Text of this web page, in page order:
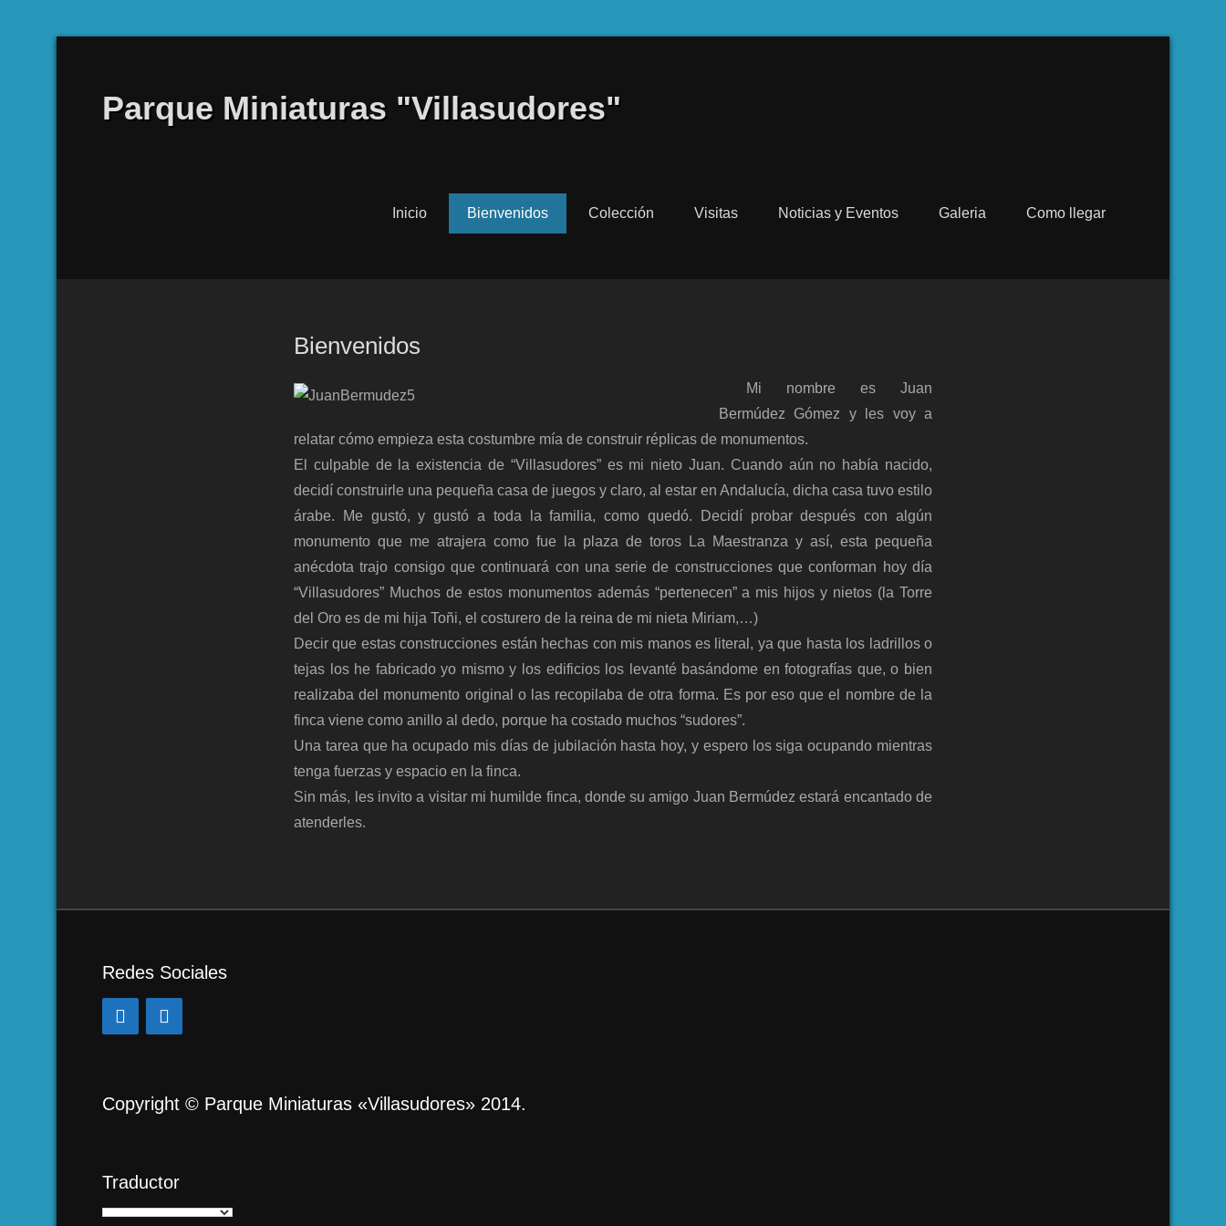
Parque Miniaturas "Villasudores"
Inicio Bienvenidos Colección Visitas Noticias y Eventos Galeria Como llegar
Bienvenidos
Mi nombre es Juan
Bermúdez Gómez y les voy a
relatar cómo empieza esta costumbre mía de construir réplicas de monumentos.
El culpable de la existencia de “Villasudores” es mi nieto Juan. Cuando aún no había nacido,
decidí construirle una pequeña casa de juegos y claro, al estar en Andalucía, dicha casa tuvo estilo
árabe. Me gustó, y gustó a toda la familia, como quedó. Decidí probar después con algún
monumento que me atrajera como fue la plaza de toros La Maestranza y así, esta pequeña
anécdota trajo consigo que continuará con una serie de construcciones que conforman hoy día
“Villasudores” Muchos de estos monumentos además “pertenecen” a mis hijos y nietos (la Torre
del Oro es de mi hija Toñi, el costurero de la reina de mi nieta Miriam,…)
Decir que estas construcciones están hechas con mis manos es literal, ya que hasta los ladrillos o
tejas los he fabricado yo mismo y los edificios los levanté basándome en fotografías que, o bien
realizaba del monumento original o las recopilaba de otra forma. Es por eso que el nombre de la
finca viene como anillo al dedo, porque ha costado muchos “sudores”.
Una tarea que ha ocupado mis días de jubilación hasta hoy, y espero los siga ocupando mientras
tenga fuerzas y espacio en la finca.
Sin más, les invito a visitar mi humilde finca, donde su amigo Juan Bermúdez estará encantado de
atenderles.
Redes Sociales
Copyright © Parque Miniaturas «Villasudores» 2014.
Traductor